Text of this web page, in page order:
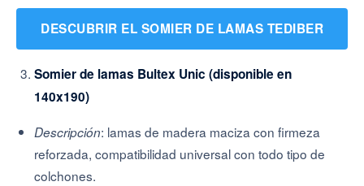
DESCUBRIR EL SOMIER DE LAMAS TEDIBER
Somier de lamas Bultex Unic (disponible en
140x190)
Descripción: lamas de madera maciza con firmeza
reforzada, compatibilidad universal con todo tipo de
colchones.